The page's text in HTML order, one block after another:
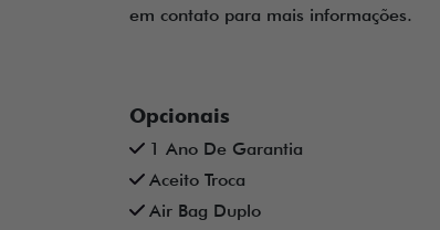
em contato para mais informações.
Opcionais
1 Ano De Garantia
Aceito Troca
Air Bag Duplo